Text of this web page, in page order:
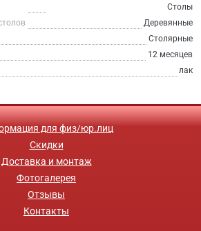
Столы
Деревянные
Столярные
12 месяцев
лак
для физ/юр.лиц
Скидки
Доставка и монтаж
Фотогалерея
Отзывы
Контакты